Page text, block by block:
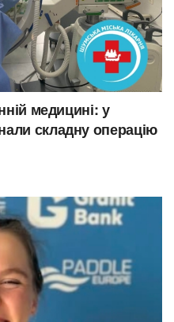
медицині: у
складну операцію